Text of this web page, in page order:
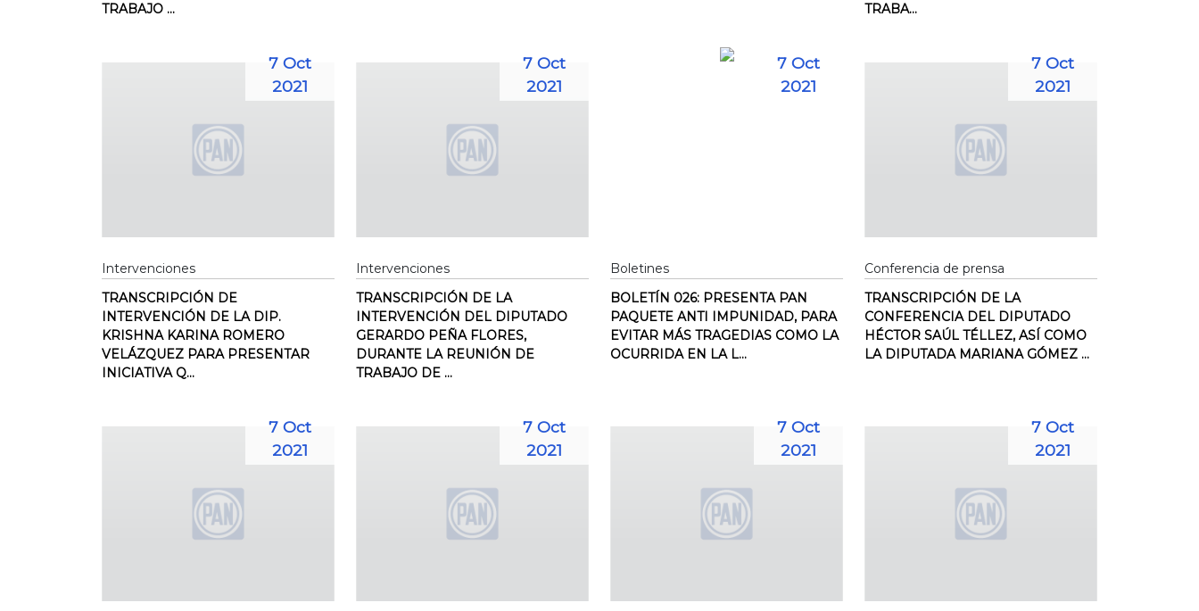
TRABAJO ...
TRABA...
7 Oct
2021
Intervenciones
TRANSCRIPCIÓN DE
INTERVENCIÓN DE LA DIP.
KRISHNA KARINA ROMERO
VELÁZQUEZ PARA PRESENTAR
INICIATIVA Q...
7 Oct
2021
Intervenciones
TRANSCRIPCIÓN DE LA
INTERVENCIÓN DEL DIPUTADO
GERARDO PEÑA FLORES,
DURANTE LA REUNIÓN DE
TRABAJO DE ...
7 Oct
2021
Boletines
BOLETÍN 026: PRESENTA PAN
PAQUETE ANTI IMPUNIDAD, PARA
EVITAR MÁS TRAGEDIAS COMO LA
OCURRIDA EN LA L...
7 Oct
2021
Conferencia de prensa
TRANSCRIPCIÓN DE LA
CONFERENCIA DEL DIPUTADO
HÉCTOR SAÚL TÉLLEZ, ASÍ COMO
LA DIPUTADA MARIANA GÓMEZ ...
7 Oct
2021
7 Oct
2021
7 Oct
2021
7 Oct
2021